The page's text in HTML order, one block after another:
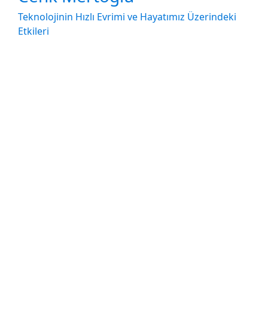
Teknolojinin Hızlı Evrimi ve Hayatımız Üzerindeki
Etkileri